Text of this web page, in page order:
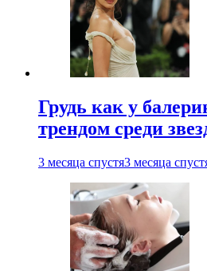
Грудь как у
трендом среди
3 месяца спустя3 месяца